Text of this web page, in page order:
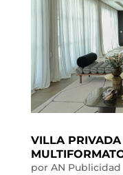
VILLA PRIVADA
por AN Publicidad